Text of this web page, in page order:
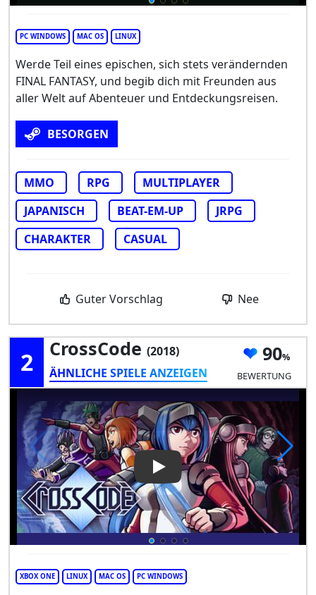
PC WINDOWS MAC OS LINUX
Werde Teil eines epischen, sich stets verändernden
FINAL FANTASY, und begib dich mit Freunden aus
aller Welt auf Abenteuer und Entdeckungsreisen.
BESORGEN
MMO RPG
MULTIPLAYER
JAPANISCH
BEAT-EM-UP
JRPG
CHARAKTER
CASUAL
Guter Vorschlag Nee
2 CrossCode (2018)
ÄHNLICHE SPIELE ANZEIGEN
90
BEWERTUNG
Play Video: CrossCode
XBOX ONE LINUX MAC OS PC WINDOWS